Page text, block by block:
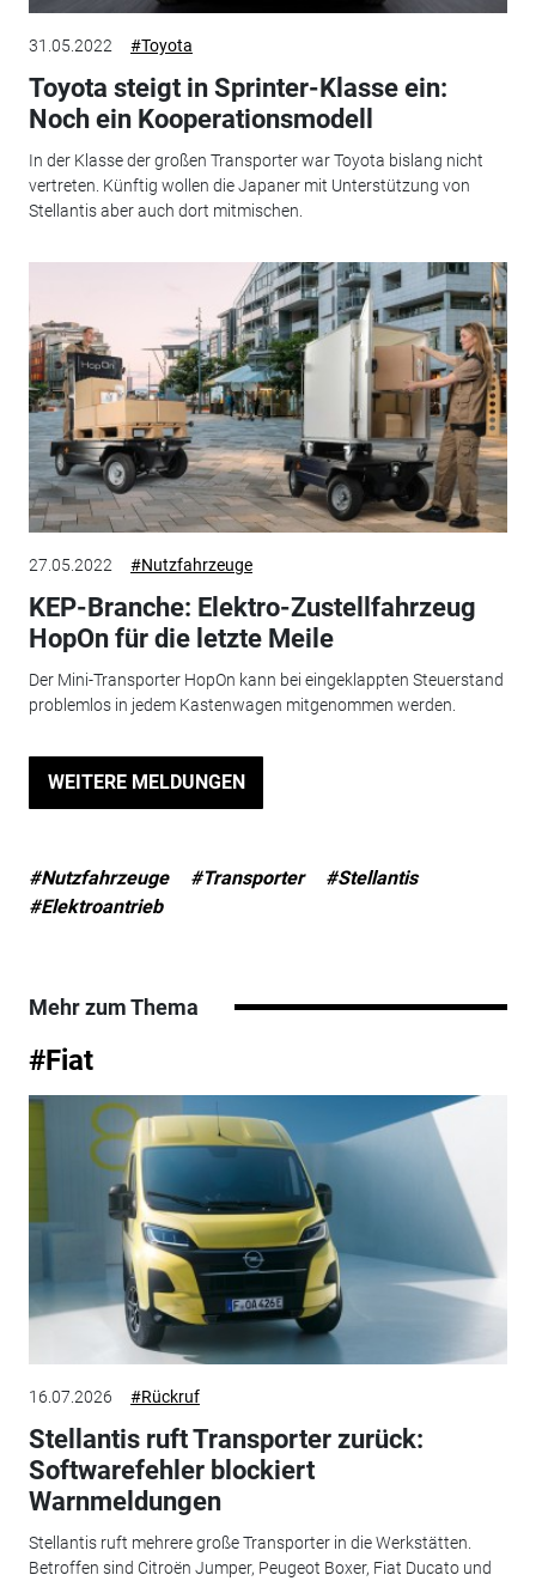
31.05.2022 #Toyota
Toyota steigt in Sprinter-Klasse ein:
Noch ein Kooperationsmodell
In der Klasse der großen Transporter war Toyota bislang nicht
vertreten. Künftig wollen die Japaner mit Unterstützung von
Stellantis aber auch dort mitmischen.
27.05.2022 #Nutzfahrzeuge
KEP-Branche: Elektro-Zustellfahrzeug
HopOn für die letzte Meile
Der Mini-Transporter HopOn kann bei eingeklappten Steuerstand
problemlos in jedem Kastenwagen mitgenommen werden.
WEITERE MELDUNGEN
#Nutzfahrzeuge #Transporter
#Stellantis
#Elektroantrieb
Mehr zum Thema
#Fiat
16.07.2026 #Rückruf
Stellantis ruft Transporter zurück:
Softwarefehler blockiert
Warnmeldungen
Stellantis ruft mehrere große Transporter in die Werkstätten.
Betroffen sind Citroën Jumper, Peugeot Boxer, Fiat Ducato und